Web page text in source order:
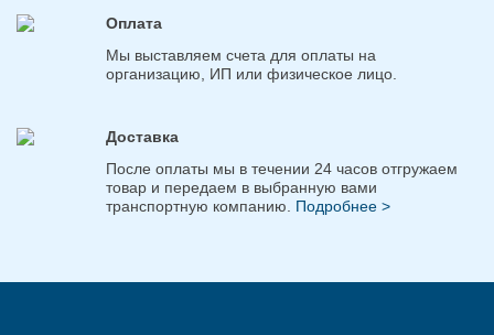
Оплата
Мы выставляем счета для оплаты на
организацию, ИП или физическое лицо.
Доставка
После оплаты мы в течении 24 часов отгружаем
товар и передаем в выбранную вами
транспортную компанию. Подробнее >